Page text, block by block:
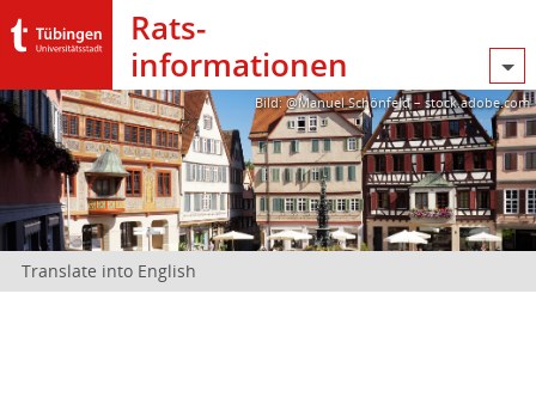
Rats­
informationen
Bild: @Manuel Schönfeld – stock.adobe.com
Translate into English